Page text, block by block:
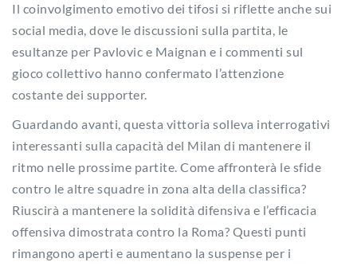
Il coinvolgimento emotivo dei tifosi si riflette anche sui
social media, dove le discussioni sulla partita, le
esultanze per Pavlovic e Maignan e i commenti sul
gioco collettivo hanno confermato l’attenzione
costante dei supporter.
Guardando avanti, questa vittoria solleva interrogativi
interessanti sulla capacità del Milan di mantenere il
ritmo nelle prossime partite. Come affronterà le sfide
contro le altre squadre in zona alta della classifica?
Riuscirà a mantenere la solidità difensiva e l’efficacia
offensiva dimostrata contro la Roma? Questi punti
rimangono aperti e aumentano la suspense per i